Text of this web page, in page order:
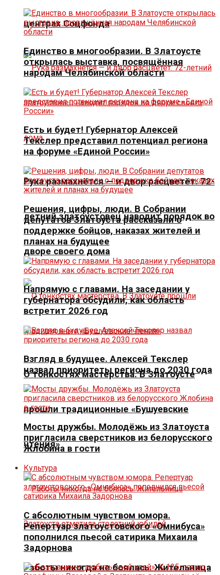
центрах Соцфонда
Рука размахнётся — и двор расцветёт. 72-
летний златоустовец наводит порядок во
дворе своего дома
О тонкостях мастерства. В Златоусте
прошли традиционные «Бушуевские
чтения»
Работы никогда не боялась. Жительница
Единство в многообразии. В Златоусте
открылась выставка, посвящённая
народам Челябинской области
Есть и будет! Губернатор Алексей
Текслер представил потенциал региона
на форуме «Единой России»
Решения, цифры, люди. В Собрании
депутатов Златоуста рассказали о
поддержке бойцов, наказах жителей и
планах на будущее
Напрямую с главами. На заседании у
губернатора обсудили, как область
встретит 2026 год
Взгляд в будущее. Алексей Текслер
назвал приоритеты региона до 2030 года
Мосты дружбы. Молодёжь из Златоуста
пригласила сверстников из белорусского
Жлобина в гости
Культура
С абсолютным чувством юмора.
Репертуар златоустовского «Омнибуса»
пополнился пьесой сатирика Михаила
Задорнова